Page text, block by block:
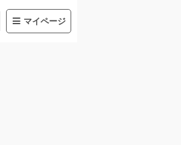
マイページ